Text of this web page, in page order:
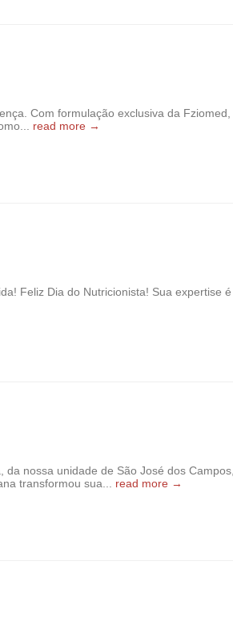
Com formulação exclusiva da Fziomed,
read more →
Feliz Dia do Nutricionista! Sua expertise
nossa unidade de São José dos
transformou sua... read more →